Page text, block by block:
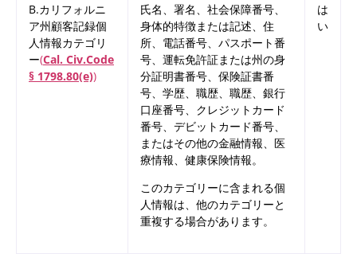
B.カリフォルニ
ア州顧客記録個
人情報カテゴリ
ー(Cal. Civ.Code
§ 1798.80(e))
氏名、署名、社会保障番号、
身体的特徴または記述、住
所、電話番号、パスポート番
号、運転免許証または州の身
分証明書番号、保険証書番
号、学歴、職歴、職歴、銀行
口座番号、クレジットカード
番号、デビットカード番号、
またはその他の金融情報、医
療情報、健康保険情報。
このカテゴリーに含まれる個
人情報は、他のカテゴリーと
重複する場合があります。
は
い